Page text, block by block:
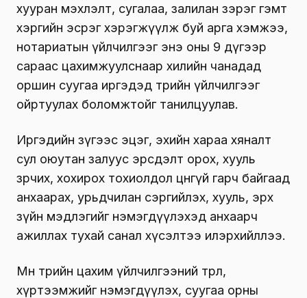
хууран мэхлэлт, сугалаа, залилан зэрэг гэмт
хэргийн эсрэг хэрэгжүүлж буй арга хэмжээ,
нотариатын үйлчилгээг энэ оны 9 дүгээр
сараас цахимжуулснаар хилийн чанадад
оршин суугаа иргэдэд төрийн үйлчилгээг
ойртуулах боломжтойг танилцуулав.
Иргэдийн зүгээс эцэг, эхийн хараа хяналт
сул оюутан залуус эрсдэлт орох, хууль
зөрчих, хохирох тохиолдол цөөнгүй гарч байгаад
анхаарах, урьдчилан сэргийлэх, хууль, эрх
зүйн мэдлэгийг нэмэгдүүлэхэд анхаарч
ажиллах тухай санал хүсэлтээ илэрхийллээ.
Мөн төрийн цахим үйлчилгээний төрөл,
хүртээмжийг нэмэгдүүлэх, суугаа орны